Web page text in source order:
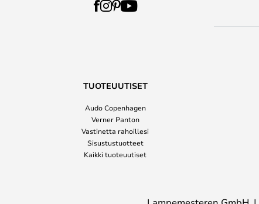
TUOTEUUTISET
Audo Copenhagen
Verner Panton
Vastinetta rahoillesi
Sisustustuotteet
Kaikki tuoteuutiset